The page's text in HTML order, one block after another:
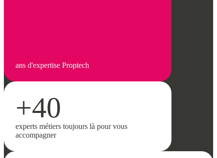
ans d'expertise Proptech
+40
experts métiers toujours là pour vous
accompagner